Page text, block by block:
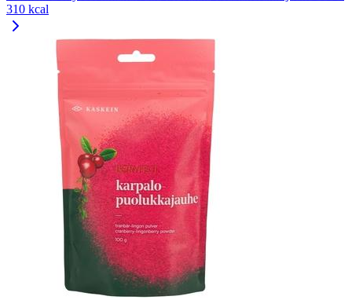
310 kcal